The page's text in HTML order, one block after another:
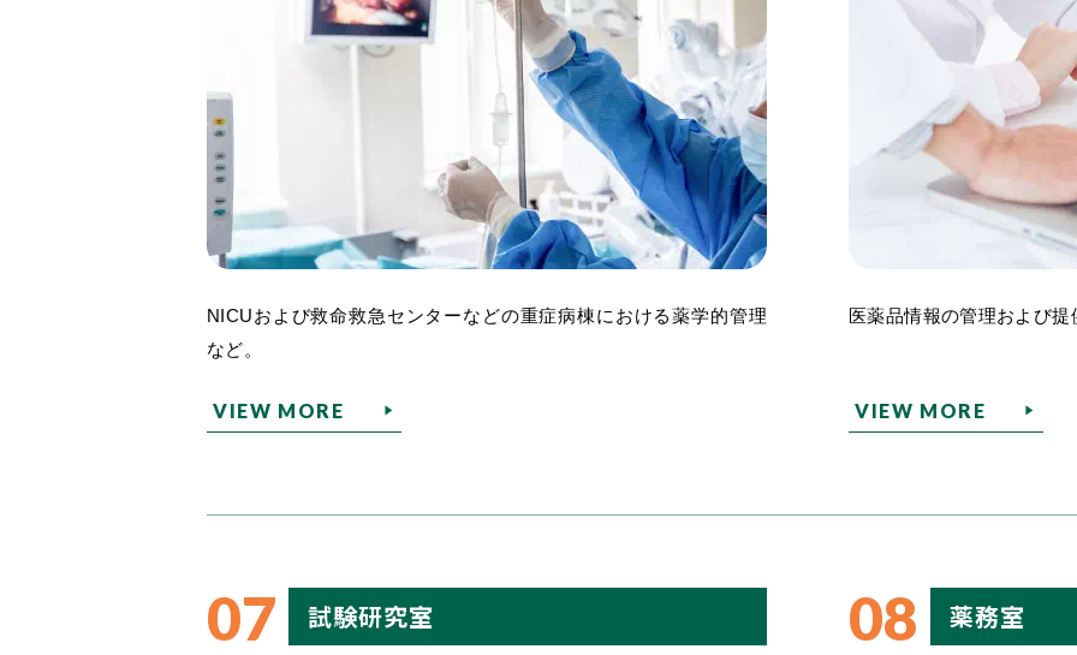
NICUおよび救命救急センターなどの重症病棟における薬学的管理
など。
VIEW MORE
医薬品情報の管理および提
VIEW MORE
07 試験研究室 08 薬務室